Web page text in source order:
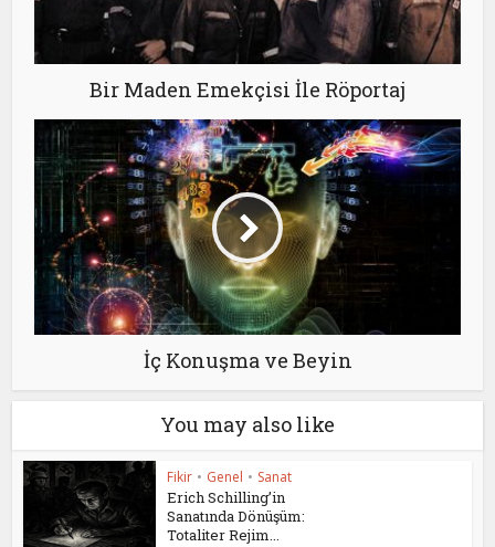
Bir Maden Emekçisi İle Röportaj
İç Konuşma ve Beyin
You may also like
Fikir • Genel • Sanat
Erich Schilling’in
Sanatında Dönüşüm:
Totaliter Rejim...